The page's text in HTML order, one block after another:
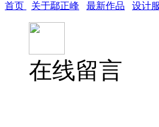
首页 关于鄢正峰 最新作品 设计
在线留言